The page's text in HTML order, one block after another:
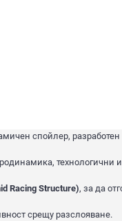
спойлер,
технологични
Racing Structure), за да
срещу разслояване.